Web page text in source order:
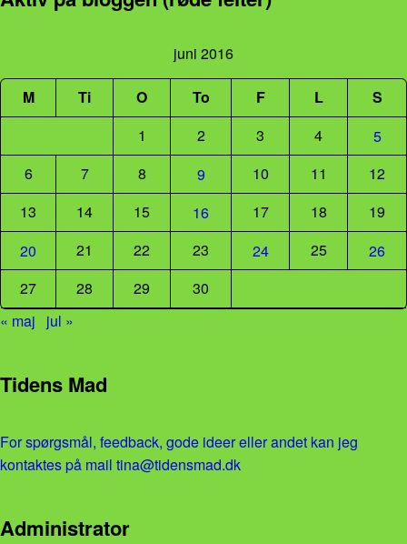
juni 2016
M Ti O To F L
S
1
2 3 4
5
6
7 8 9 10 11
12
13
14 15 16 17 18
19
20
21 22 23 24 25
26
27
28 29
30
« maj
jul »
Tidens Mad
For spørgsmål, feedback, gode ideer eller andet kan jeg
kontaktes på mail tina@tidensmad.dk
Administrator